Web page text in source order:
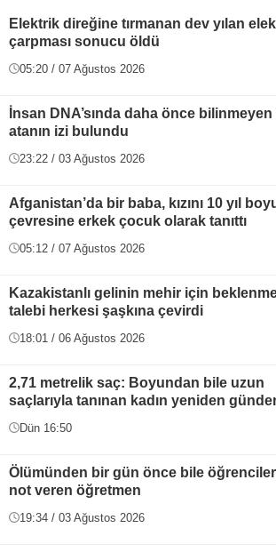
Elektrik direğine tırmanan dev yılan
çarpması sonucu öldü
05:20 / 07 Ağustos 2026
İnsan DNA’sında daha önce
atanın izi bulundu
23:22 / 03 Ağustos 2026
Afganistan’da bir baba, kızını 10 yıl
çevresine erkek çocuk olarak tanıttı
05:12 / 07 Ağustos 2026
Kazakistanlı gelinin mehir için
talebi herkesi şaşkına çevirdi
18:01 / 06 Ağustos 2026
2,71 metrelik saç: Boyundan bile uzun
saçlarıyla tanınan kadın yeniden
Dün 16:50
Ölümünden bir gün önce bile
not veren öğretmen
19:34 / 03 Ağustos 2026